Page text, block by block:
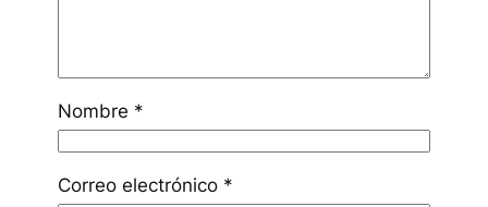
Nombre *
Correo electrónico *